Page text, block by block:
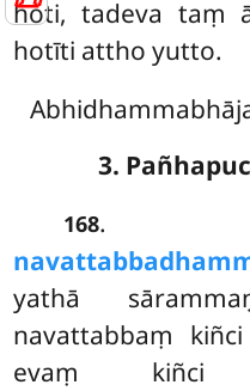
hoti, tadeva taṃ
hotīti attho yutto.
3.
168
yathā
navattabbaṃ
evaṃ kiñci